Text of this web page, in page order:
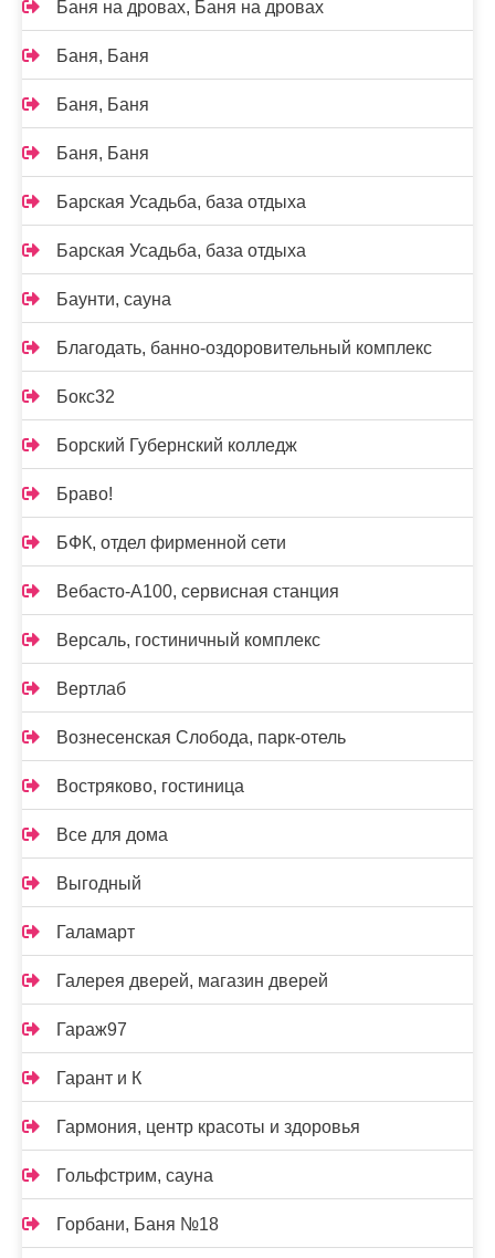
Баня на дровах, Баня на дровах
Баня, Баня
Баня, Баня
Баня, Баня
Барская Усадьба, база отдыха
Барская Усадьба, база отдыха
Баунти, сауна
Благодать, банно-оздоровительный комплекс
Бокс32
Борский Губернский колледж
Браво!
БФК, отдел фирменной сети
Вебасто-А100, сервисная станция
Версаль, гостиничный комплекс
Вертлаб
Вознесенская Слобода, парк-отель
Востряково, гостиница
Все для дома
Выгодный
Галамарт
Галерея дверей, магазин дверей
Гараж97
Гарант и К
Гармония, центр красоты и здоровья
Гольфстрим, сауна
Горбани, Баня №18